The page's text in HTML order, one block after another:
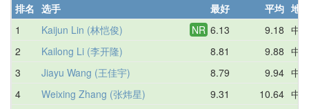
排名 选手 最好 平均 地
1
Kaijun Lin (林恺俊) NR 6.13 9.18 中
2
Kailong Li (李开隆) 8.81 9.88 中
3
Jiayu Wang (王佳宇) 8.79 9.94 中
4
Weixing Zhang (张炜星) 9.31 10.64 中